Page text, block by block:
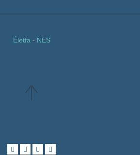
Életfa - NES